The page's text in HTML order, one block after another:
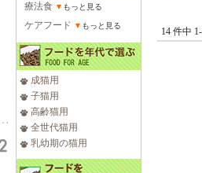
療法食 ▼ もっと見る
ケアフード ▼ もっと見る
成猫用
子猫用
高齢猫用
全世代猫用
乳幼期の猫用
14 件中